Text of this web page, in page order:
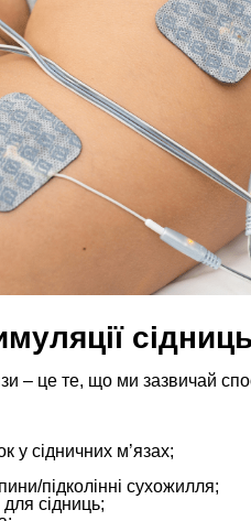
сідниць
– це те, що ми зазвичай
у сідничних м’язах;
підколінні сухожилля;
сідниць;